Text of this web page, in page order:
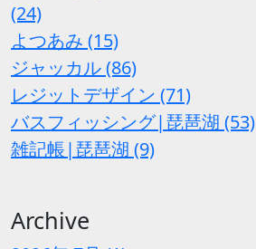
(24)
よつあみ (15)
ジャッカル (86)
レジットデザイン (71)
バスフィッシング|琵琶湖 (53)
雑記帳|琵琶湖 (9)
Archive